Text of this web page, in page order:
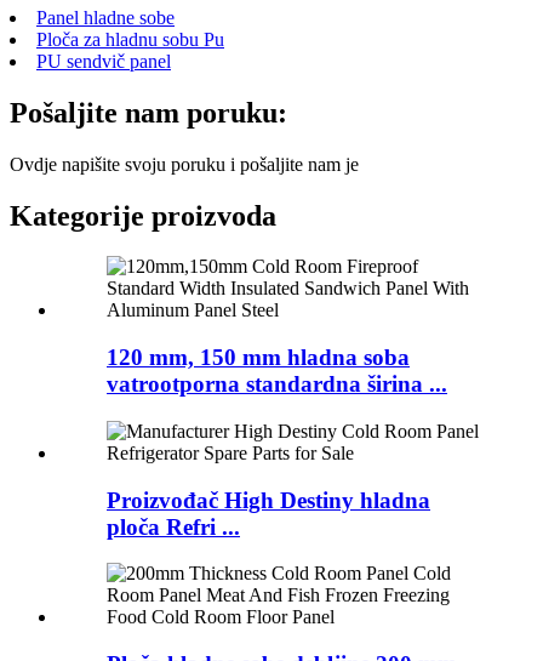
Panel hladne sobe
Ploča za hladnu sobu Pu
PU sendvič panel
Pošaljite nam poruku:
Ovdje napišite svoju poruku i pošaljite nam je
Kategorije proizvoda
120 mm, 150 mm hladna soba
vatrootporna standardna širina ...
Proizvođač High Destiny hladna
ploča Refri ...